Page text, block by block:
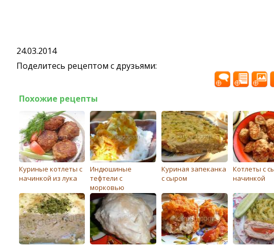
24.03.2014
Поделитесь рецептом с друзьями:
Похожие рецепты
Куриные котлеты с
начинкой из лука
Индюшиные
тефтели с
морковью
Куриная запеканка
с сыром
Котлеты с
начинкой